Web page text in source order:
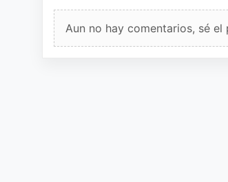
Aun no hay comentarios, sé